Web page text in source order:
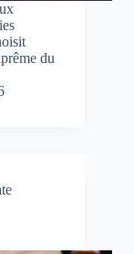
du